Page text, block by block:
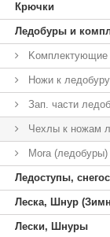
Крючки
Ледобуры и
Kомплектующие
Ножи к ледобуру
Зап. части
Чехлы к ножам
Mora (ледобуры)
Ледоступы,
Леска, Шнур
Лески, Шнуры